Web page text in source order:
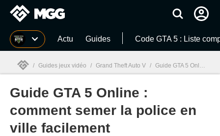
MGG Actu Guides Code GTA 5 : Liste
MGG
/ Guides jeux vidéo / Grand Theft Auto V / Guide GTA 5 Online : comment semer la police en ville facilement
Guide GTA 5 Online :
comment semer la police en
ville facilement